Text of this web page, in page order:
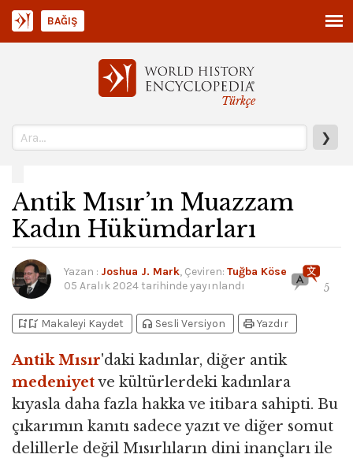
Türkçe
❯
BAĞIŞ
Antik Mısır’ın Muazzam
Kadın Hükümdarları
Yazan : Joshua J. Mark, Çeviren: Tuğba Köse
05 Aralık 2024 tarihinde yayınlandı 5
bookmark_addbookmark_added Makaleyi Kaydet headphones Sesli Versiyon printYazdır
Antik Mısır'daki kadınlar, diğer antik
medeniyetve kültürlerdeki kadınlara
kıyasla daha fazla hakka ve itibara sahipti. Bu
çıkarımın kanıtı sadece yazıt ve diğer somut
delillerle değil Mısırlıların dini inançları ile